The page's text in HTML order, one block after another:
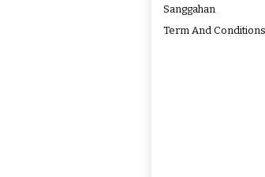
Sanggahan
Term And Conditions